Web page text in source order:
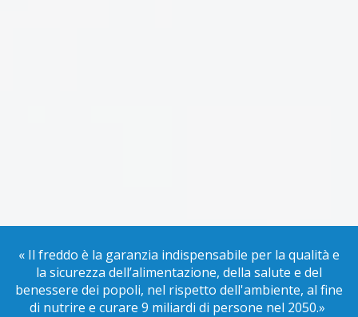
« Il freddo è la garanzia indispensabile per la qualità e
la sicurezza dell’alimentazione, della salute e del
benessere dei popoli, nel rispetto dell'ambiente, al fine
di nutrire e curare 9 miliardi di persone nel 2050.»